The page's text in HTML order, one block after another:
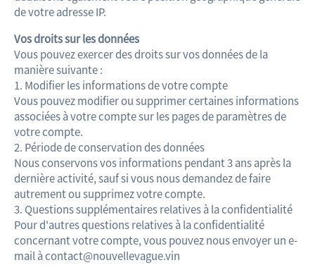
de votre adresse IP.
Vos droits sur les données
Vous pouvez exercer des droits sur vos données de la
manière suivante :
1. Modifier les informations de votre compte
Vous pouvez modifier ou supprimer certaines informations
associées à votre compte sur les pages de paramètres de
votre compte.
2. Période de conservation des données
Nous conservons vos informations pendant 3 ans après la
dernière activité, sauf si vous nous demandez de faire
autrement ou supprimez votre compte.
3. Questions supplémentaires relatives à la confidentialité
Pour d'autres questions relatives à la confidentialité
concernant votre compte, vous pouvez nous envoyer un e-
mail à contact@nouvellevague.vin